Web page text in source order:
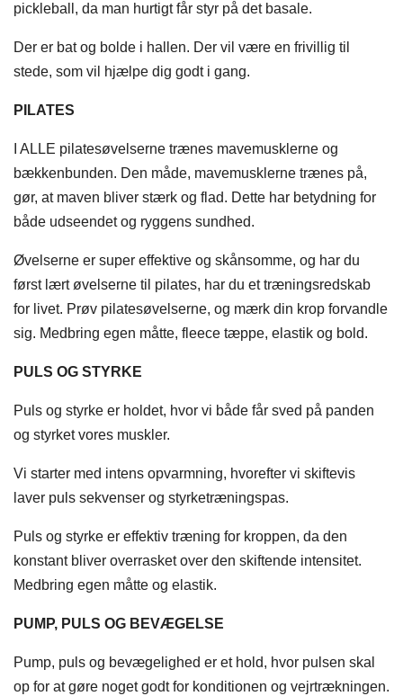
pickleball, da man hurtigt får styr på det basale.
Der er bat og bolde i hallen. Der vil være en frivillig til
stede, som vil hjælpe dig godt i gang.
PILATES
I ALLE pilatesøvelserne trænes mavemusklerne og
bækkenbunden. Den måde, mavemusklerne trænes på,
gør, at maven bliver stærk og flad. Dette har betydning for
både udseendet og ryggens sundhed.
Øvelserne er super effektive og skånsomme, og har du
først lært øvelserne til pilates, har du et træningsredskab
for livet. Prøv pilatesøvelserne, og mærk din krop forvandle
sig. Medbring egen måtte, fleece tæppe, elastik og bold.
PULS OG STYRKE
Puls og styrke er holdet, hvor vi både får sved på panden
og styrket vores muskler.
Vi starter med intens opvarmning, hvorefter vi skiftevis
laver puls sekvenser og styrketræningspas.
Puls og styrke er effektiv træning for kroppen, da den
konstant bliver overrasket over den skiftende intensitet.
Medbring egen måtte og elastik.
PUMP, PULS OG BEVÆGELSE
Pump, puls og bevægelighed er et hold, hvor pulsen skal
op for at gøre noget godt for konditionen og vejrtrækningen.